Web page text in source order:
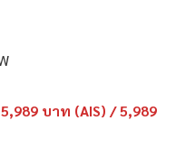
บาท (AIS) / 5,989